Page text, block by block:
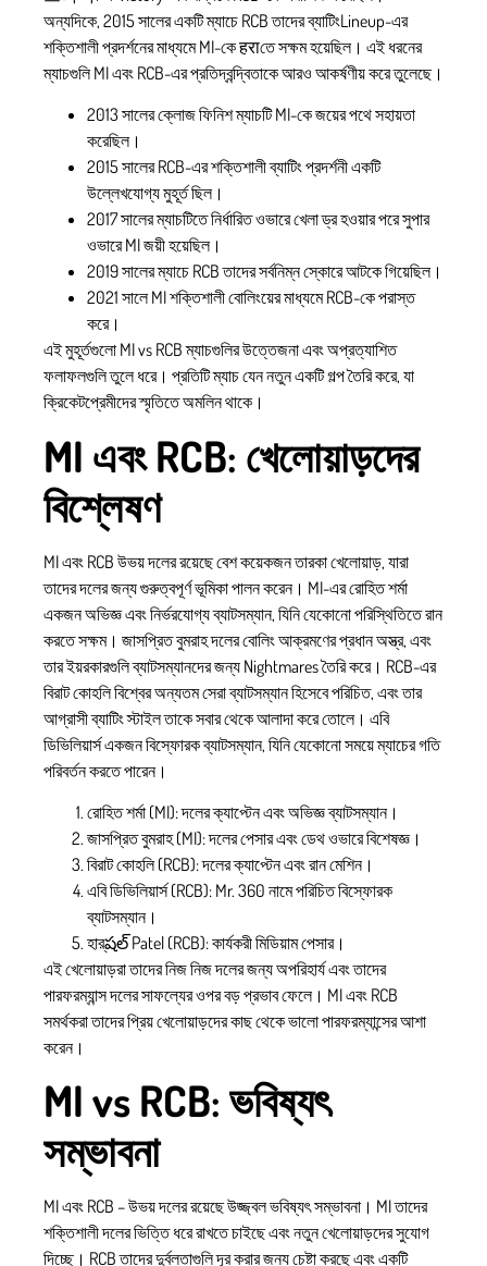
অন্যদিকে, 2015 সালের একটি ম্যাচে RCB তাদের ব্যাটিংLineup-এর
শক্তিশালী প্রদর্শনের মাধ্যমে MI-কে हराতে সক্ষম হয়েছিল। এই ধরনের
ম্যাচগুলি MI এবং RCB-এর প্রতিদ্বন্দ্বিতাকে আরও আকর্ষণীয় করে তুলেছে।
2013 সালের ক্লোজ ফিনিশ ম্যাচটি MI-কে জয়ের পথে সহায়তা
করেছিল।
2015 সালের RCB-এর শক্তিশালী ব্যাটিং প্রদর্শনী একটি
উল্লেখযোগ্য মুহূর্ত ছিল।
2017 সালের ম্যাচটিতে নির্ধারিত ওভারে খেলা ড্র হওয়ার পরে সুপার
ওভারে MI জয়ী হয়েছিল।
2019 সালের ম্যাচে RCB তাদের সর্বনিম্ন স্কোরে আটকে গিয়েছিল।
2021 সালে MI শক্তিশালী বোলিংয়ের মাধ্যমে RCB-কে পরাস্ত
করে।
এই মুহূর্তগুলো MI vs RCB ম্যাচগুলির উত্তেজনা এবং অপ্রত্যাশিত
ফলাফলগুলি তুলে ধরে। প্রতিটি ম্যাচ যেন নতুন একটি গল্প তৈরি করে, যা
ক্রিকেটপ্রেমীদের স্মৃতিতে অমলিন থাকে।
MI এবং RCB: খেলোয়াড়দের
বিশ্লেষণ
MI এবং RCB উভয় দলের রয়েছে বেশ কয়েকজন তারকা খেলোয়াড়, যারা
তাদের দলের জন্য গুরুত্বপূর্ণ ভূমিকা পালন করেন। MI-এর রোহিত শর্মা
একজন অভিজ্ঞ এবং নির্ভরযোগ্য ব্যাটসম্যান, যিনি যেকোনো পরিস্থিতিতে রান
করতে সক্ষম। জাসপ্রিত বুমরাহ দলের বোলিং আক্রমণের প্রধান অস্ত্র, এবং
তার ইয়রকারগুলি ব্যাটসম্যানদের জন্য Nightmares তৈরি করে। RCB-এর
বিরাট কোহলি বিশ্বের অন্যতম সেরা ব্যাটসম্যান হিসেবে পরিচিত, এবং তার
আগ্রাসী ব্যাটিং স্টাইল তাকে সবার থেকে আলাদা করে তোলে। এবি
ডিভিলিয়ার্স একজন বিস্ফোরক ব্যাটসম্যান, যিনি যেকোনো সময়ে ম্যাচের গতি
পরিবর্তন করতে পারেন।
রোহিত শর্মা (MI): দলের ক্যাপ্টেন এবং অভিজ্ঞ ব্যাটসম্যান।
জাসপ্রিত বুমরাহ (MI): দলের পেসার এবং ডেথ ওভারে বিশেষজ্ঞ।
বিরাট কোহলি (RCB): দলের ক্যাপ্টেন এবং রান মেশিন।
এবি ডিভিলিয়ার্স (RCB): Mr. 360 নামে পরিচিত বিস্ফোরক
ব্যাটসম্যান।
হার্షల్ Patel (RCB): কার্যকরী মিডিয়াম পেসার।
এই খেলোয়াড়রা তাদের নিজ নিজ দলের জন্য অপরিহার্য এবং তাদের
পারফরম্যান্স দলের সাফল্যের ওপর বড় প্রভাব ফেলে। MI এবং RCB
সমর্থকরা তাদের প্রিয় খেলোয়াড়দের কাছ থেকে ভালো পারফরম্যান্সের আশা
করেন।
MI vs RCB: ভবিষ্যৎ
সম্ভাবনা
MI এবং RCB – উভয় দলের রয়েছে উজ্জ্বল ভবিষ্যৎ সম্ভাবনা। MI তাদের
শক্তিশালী দলের ভিত্তি ধরে রাখতে চাইছে এবং নতুন খেলোয়াড়দের সুযোগ
দিচ্ছে। RCB তাদের দুর্বলতাগুলি দূর করার জন্য চেষ্টা করছে এবং একটি